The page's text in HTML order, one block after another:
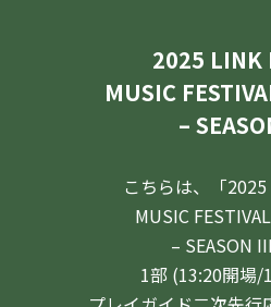
2025 LINK
MUSIC
–
こちらは、「
MUSIC
– SEASON III
1部 (13:20開場/